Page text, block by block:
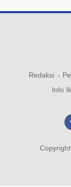
Redaksi
Info